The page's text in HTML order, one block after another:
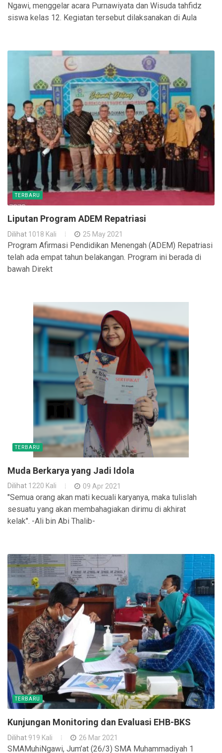
Ngawi, menggelar acara Purnawiyata dan Wisuda tahfidz
siswa kelas 12. Kegiatan tersebut dilaksanakan di Aula
TERBARU
Liputan Program ADEM Repatriasi
Dilihat 1018 Kali 25 May 2021
Program Afirmasi Pendidikan Menengah (ADEM) Repatriasi
telah ada empat tahun belakangan. Program ini berada di
bawah Direkt
TERBARU
Muda Berkarya yang Jadi Idola
Dilihat 1220 Kali 09 Apr 2021
"Semua orang akan mati kecuali karyanya, maka tulislah
sesuatu yang akan membahagiakan dirimu di akhirat
kelak". -Ali bin Abi Thalib-
TERBARU
Kunjungan Monitoring dan Evaluasi EHB-BKS
Dilihat 919 Kali 26 Mar 2021
SMAMuhiNgawi, Jum’at (26/3) SMA Muhammadiyah 1